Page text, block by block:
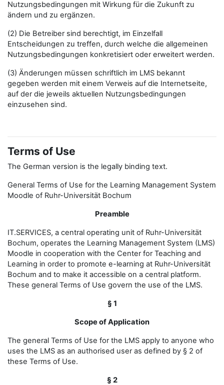
Nutzungsbedingungen mit Wirkung für die Zukunft zu
ändern und zu ergänzen.
(2) Die Betreiber sind berechtigt, im Einzelfall
Entscheidungen zu treffen, durch welche die allgemeinen
Nutzungsbedingungen konkretisiert oder erweitert werden.
(3) Änderungen müssen schriftlich im LMS bekannt
gegeben werden mit einem Verweis auf die Internetseite,
auf der die jeweils aktuellen Nutzungsbedingungen
einzusehen sind.
Terms of Use
The German version is the legally binding text.
General Terms of Use for the Learning Management System
Moodle of Ruhr-Universität Bochum
Preamble
IT.SERVICES, a central operating unit of Ruhr-Universität
Bochum, operates the Learning Management System (LMS)
Moodle in cooperation with the Center for Teaching and
Learning in order to promote e-learning at Ruhr-Universität
Bochum and to make it accessible on a central platform.
These general Terms of Use govern the use of the LMS.
§ 1
Scope of Application
The general Terms of Use for the LMS apply to anyone who
uses the LMS as an authorised user as defined by § 2 of
these Terms of Use.
§ 2